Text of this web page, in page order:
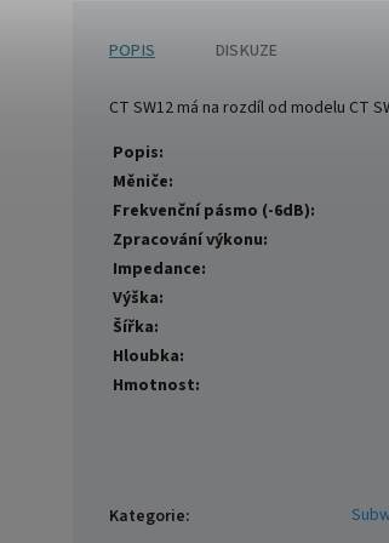
POPIS DISKUZE
CT SW12 má na rozdíl od modelu CT
Popis:
Měniče:
Frekvenční pásmo (-6dB):
Zpracování výkonu:
Impedance:
Výška:
Šířka:
Hloubka:
Hmotnost:
Kategorie: